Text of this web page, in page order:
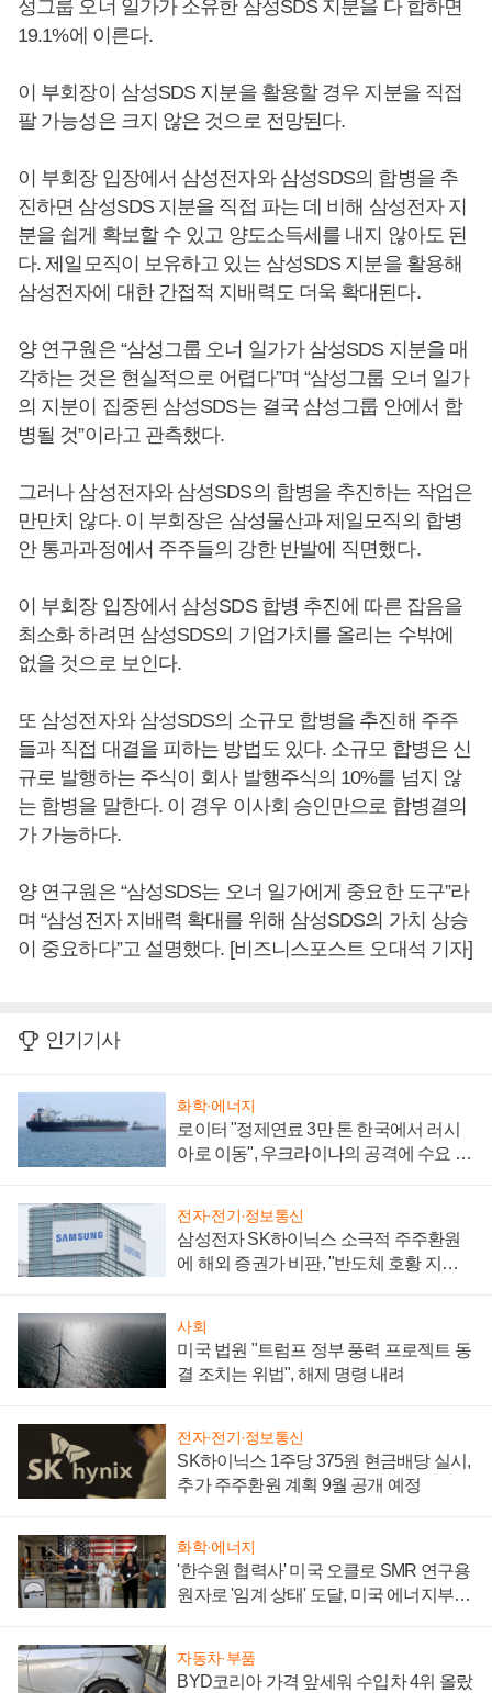
성그룹 오너 일가가 소유한 삼성SDS 지분을 다 합하면
19.1%에 이른다.
이 부회장이 삼성SDS 지분을 활용할 경우 지분을 직접
팔 가능성은 크지 않은 것으로 전망된다.
이 부회장 입장에서 삼성전자와 삼성SDS의 합병을 추
진하면 삼성SDS 지분을 직접 파는 데 비해 삼성전자 지
분을 쉽게 확보할 수 있고 양도소득세를 내지 않아도 된
다. 제일모직이 보유하고 있는 삼성SDS 지분을 활용해
삼성전자에 대한 간접적 지배력도 더욱 확대된다.
양 연구원은 “삼성그룹 오너 일가가 삼성SDS 지분을 매
각하는 것은 현실적으로 어렵다”며 “삼성그룹 오너 일가
의 지분이 집중된 삼성SDS는 결국 삼성그룹 안에서 합
병될 것”이라고 관측했다.
그러나 삼성전자와 삼성SDS의 합병을 추진하는 작업은
만만치 않다. 이 부회장은 삼성물산과 제일모직의 합병
안 통과과정에서 주주들의 강한 반발에 직면했다.
이 부회장 입장에서 삼성SDS 합병 추진에 따른 잡음을
최소화 하려면 삼성SDS의 기업가치를 올리는 수밖에
없을 것으로 보인다.
또 삼성전자와 삼성SDS의 소규모 합병을 추진해 주주
들과 직접 대결을 피하는 방법도 있다. 소규모 합병은 신
규로 발행하는 주식이 회사 발행주식의 10%를 넘지 않
는 합병을 말한다. 이 경우 이사회 승인만으로 합병결의
가 가능하다.
양 연구원은 “삼성SDS는 오너 일가에게 중요한 도구”라
며 “삼성전자 지배력 확대를 위해 삼성SDS의 가치 상승
이 중요하다”고 설명했다. [비즈니스포스트 오대석 기자]
인기기사
화학·에너지
로이터 "정제연료 3만 톤 한국에서 러시
아로 이동", 우크라이나의 공격에 수요 늘
전자·전기·정보통신
삼성전자 SK하이닉스 소극적 주주환원
에 해외 증권가 비판, "반도체 호황 지속
사회
미국 법원 "트럼프 정부 풍력 프로젝트 동
결 조치는 위법", 해제 명령 내려
전자·전기·정보통신
SK하이닉스 1주당 375원 현금배당 실시,
추가 주주환원 계획 9월 공개 예정
화학·에너지
'한수원 협력사' 미국 오클로 SMR 연구용
원자로 '임계 상태' 도달, 미국 에너지부
자동차·부품
BYD코리아 가격 앞세워 수입차 4위 올랐